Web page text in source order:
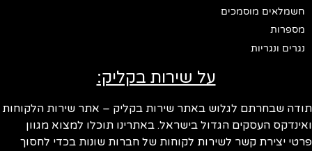
חשמלאים מוסמכים
מספרות
נגרים ונגריות
על שירות בקליק:
תודה שבחרתם לגלוש באתר שירות בקליק – אתר שירות הלקוחות
ואינדקס העסקים הגדול בישראל. באתרינו תוכלו למצוא מגוון
פרטי יצירת קשר לשירות לקוחות של חברות שונות בכדי לחסוך